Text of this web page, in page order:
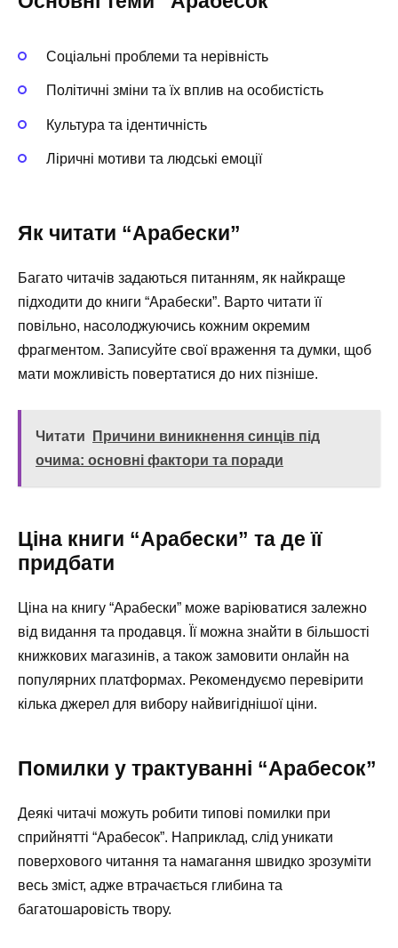
Соціальні проблеми та нерівність
Політичні зміни та їх вплив на особистість
Культура та ідентичність
Ліричні мотиви та людські емоції
Як читати “Арабески”
Багато читачів задаються питанням, як найкраще
підходити до книги “Арабески”. Варто читати її
повільно, насолоджуючись кожним окремим
фрагментом. Записуйте свої враження та думки, щоб
мати можливість повертатися до них пізніше.
Читати
Причини виникнення синців під
очима: основні фактори та поради
Ціна книги “Арабески” та де її
придбати
Ціна на книгу “Арабески” може варіюватися залежно
від видання та продавця. Її можна знайти в більшості
книжкових магазинів, а також замовити онлайн на
популярних платформах. Рекомендуємо перевірити
кілька джерел для вибору найвигіднішої ціни.
Помилки у трактуванні “Арабесок”
Деякі читачі можуть робити типові помилки при
сприйнятті “Арабесок”. Наприклад, слід уникати
поверхового читання та намагання швидко зрозуміти
весь зміст, адже втрачається глибина та
багатошаровість твору.